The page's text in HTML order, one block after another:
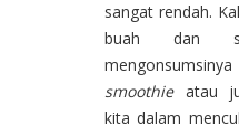
sangat rendah.
buah dan
smoothieatau
kita dalam